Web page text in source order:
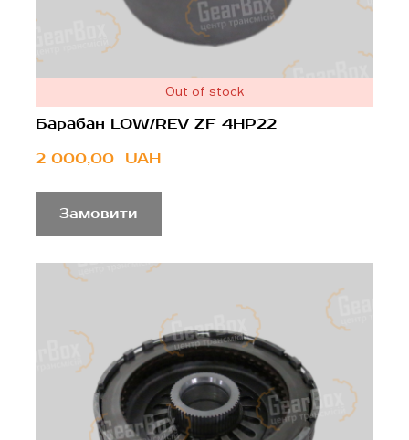
Out of stock
Барабан LOW/REV ZF 4HP22
2 000,00  UAH
Замовити